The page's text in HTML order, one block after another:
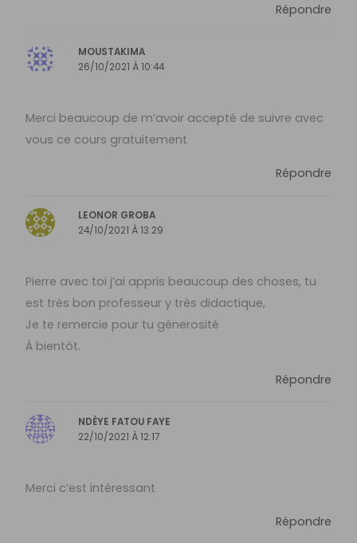
Répondre
MOUSTAKIMA
26/10/2021 À 10:44
Merci beaucoup de m’avoir accepté de suivre avec
vous ce cours gratuitement
Répondre
LEONOR GROBA
24/10/2021 À 13:29
Pierre avec toi j’ai appris beaucoup des choses, tu
est très bon professeur y très didactique,
Je te remercie pour tu génerosité
À bientôt.
Répondre
NDÈYE FATOU FAYE
22/10/2021 À 12:17
Merci c’est intéressant
Répondre